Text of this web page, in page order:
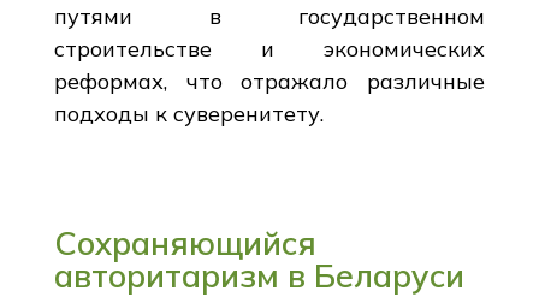
путями в государственном
строительстве и экономических
реформах, что отражало различные
подходы к суверенитету.
Сохраняющийся
авторитаризм в Беларуси